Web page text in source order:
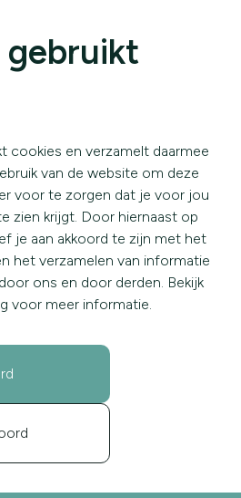
gebruikt
cookies en verzamelt daarmee
van de website om deze
voor te zorgen dat je voor jou
zien krijgt. Door hiernaast op
je aan akkoord te zijn met het
het verzamelen van informatie
ons en door derden. Bekijk
voor meer informatie.